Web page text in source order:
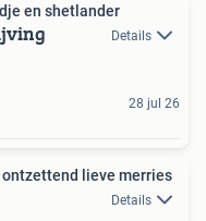
en shetlander
Details
28 jul 26
ontzettend lieve merries
Details